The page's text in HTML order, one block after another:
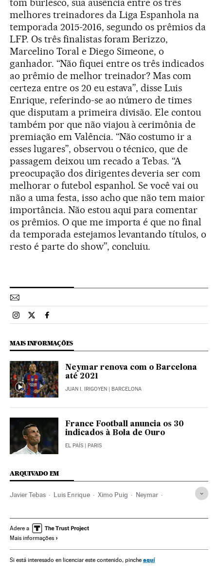
tom burlesco, sua ausência entre os três
melhores treinadores da Liga Espanhola na
temporada 2015-2016, segundo os prêmios da
LFP. Os três finalistas foram Berizzo,
Marcelino Toral e Diego Simeone, o
ganhador. “Não fiquei entre os três indicados
ao prêmio de melhor treinador? Mas com
certeza entre os 20 eu estava”, disse Luis
Enrique, referindo-se ao número de times
que disputam a primeira divisão. Ele contou
também por que não viajou à cerimônia de
premiação em Valência. “Não costumo ir a
esses lugares”, observou o técnico, que de
passagem deixou um recado a Tebas. “A
preocupação dos dirigentes deveria ser com
melhorar o futebol espanhol. Se você vai ou
não a uma festa, isso acho que não tem maior
importância. Não estou aqui para comentar
os prêmios. O que me importa é que no final
da temporada estejamos levantando títulos, o
resto é parte do show”, concluiu.
Esportes El País Brasil en Instagram
Esportes El País Brasil en Twitter
Esportes El País Brasil en Facebook
MAIS INFORMAÇÕES
Neymar renova com o Barcelona
até 2021
JUAN I. IRIGOYEN | BARCELONA
France Football anuncia os 30
indicados à Bola de Ouro
EL PAÍS | PARIS
ARQUIVADO EM
Javier Tebas Luis Enrique Ximo Puig Neymar
Brasil América do Sul América Latina
Adere a
Mais informações
Si está interesado en licenciar este contenido, pinche aquí